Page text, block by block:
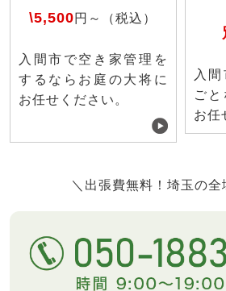
\5,500円～（税込）
入間市で空き家管理を
するならお庭の大将に
お任せください。
入
ご
お任
＼出張費無料！埼玉の全